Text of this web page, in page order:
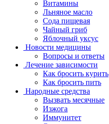
Витамины
Льняное масло
Сода пищевая
Чайный гриб
Яблочный уксус
Новости медицины
Вопросы и ответы
Лечение зависимости
Как бросить курить
Как бросить пить
Народные средства
Вызвать месячные
Изжога
Иммунитет